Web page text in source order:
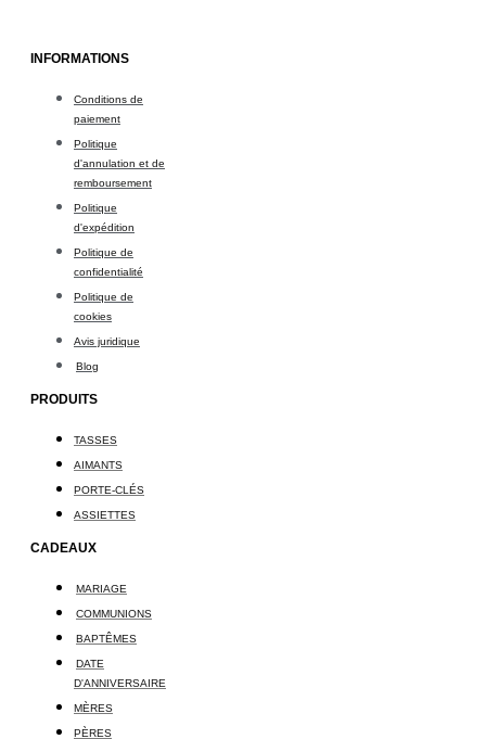
INFORMATIONS
Conditions de
paiement
Politique
d'annulation et de
remboursement
Politique
d'expédition
Politique de
confidentialité
Politique de
cookies
Avis juridique
Blog
PRODUITS
TASSES
AIMANTS
PORTE-CLÉS
ASSIETTES
CADEAUX
MARIAGE
COMMUNIONS
BAPTÊMES
DATE
D'ANNIVERSAIRE
MÈRES
PÈRES